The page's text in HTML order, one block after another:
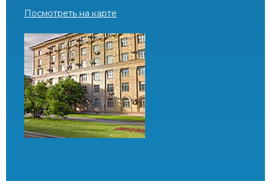
Посмотреть на карте